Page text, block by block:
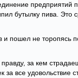
предприятий
бутылку пива. Это
и пошел не торопясь
за кем
за все удовольствие